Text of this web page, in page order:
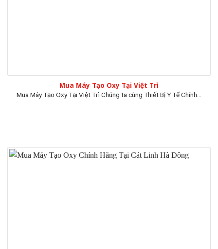
Mua Máy Tạo Oxy Tại Việt Trì
Mua Máy Tạo Oxy Tại Việt Trì Chúng ta cùng Thiết Bị Y Tế Chính...